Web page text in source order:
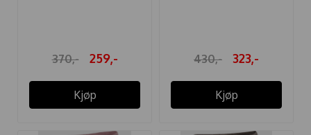
370,- 259,-
Kjøp
430,- 323,-
Kjøp